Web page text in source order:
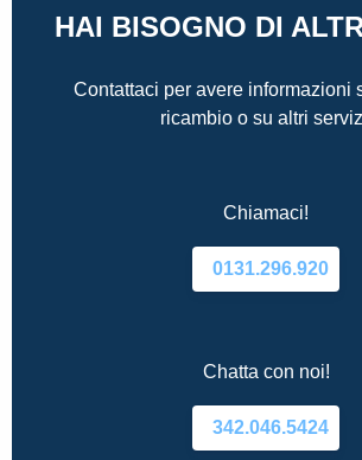
HAI BISOGNO DI
Contattaci per avere informazioni
ricambio o su altri
Chiamaci!
0131.296.920
Chatta con noi!
342.046.5424